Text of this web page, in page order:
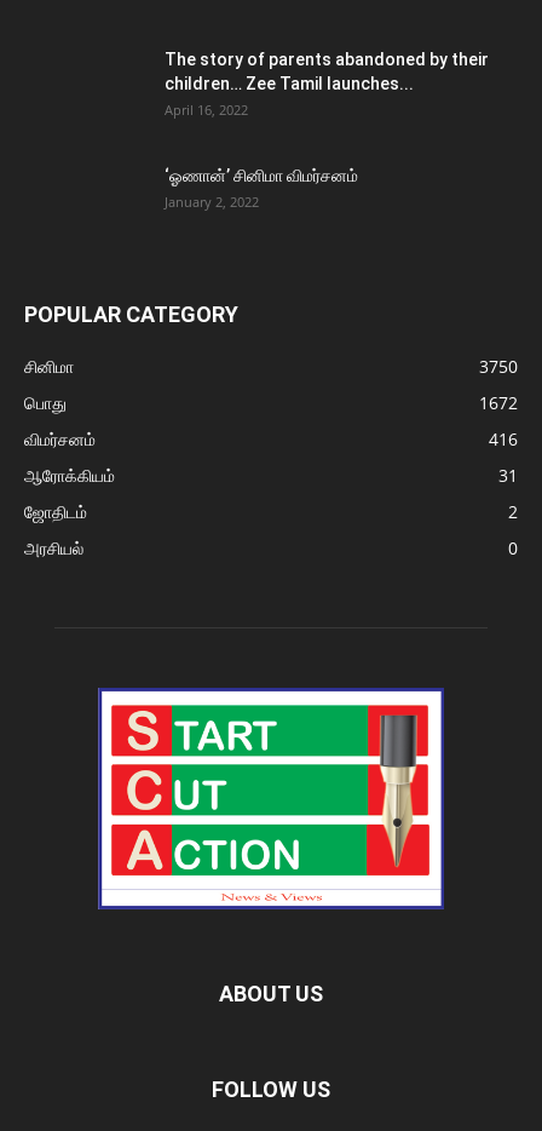
The story of parents abandoned by their
children… Zee Tamil launches...
April 16, 2022
‘ஓணான்’ சினிமா விமர்சனம்
January 2, 2022
POPULAR CATEGORY
சினிமா
3750
பொது
1672
விமர்சனம்
416
ஆரோக்கியம்
31
ஜோதிடம்
2
அரசியல்
0
ABOUT US
FOLLOW US